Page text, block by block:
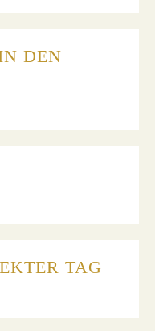
DEN
TAG